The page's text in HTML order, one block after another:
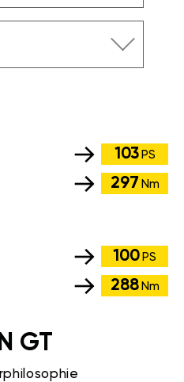
103 PS
297 Nm
100 PS
288 Nm
GT